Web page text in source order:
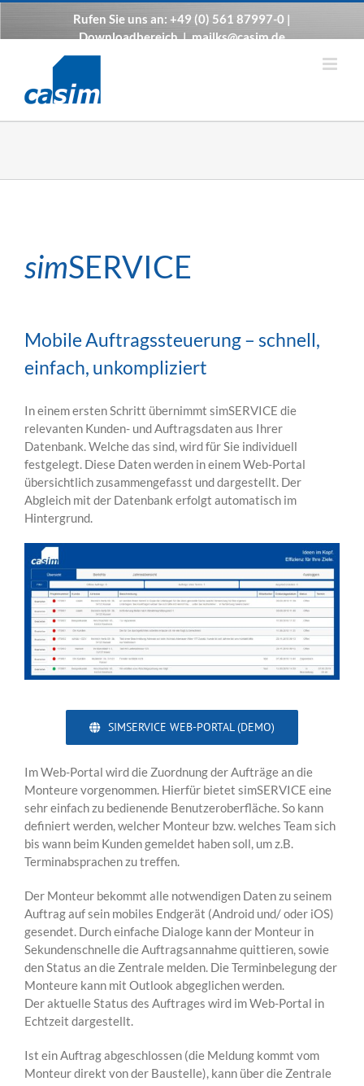
springen
Rufen Sie uns an: +49 (0) 561 87997-0 |
Downloadbereich | mailks@casim.de
simSERVICE
Mobile Auftragssteuerung – schnell,
einfach, unkompliziert
In einem ersten Schritt übernimmt simSERVICE die
relevanten Kunden- und Auftragsdaten aus Ihrer
Datenbank. Welche das sind, wird für Sie individuell
festgelegt. Diese Daten werden in einem Web-Portal
übersichtlich zusammengefasst und dargestellt. Der
Abgleich mit der Datenbank erfolgt automatisch im
Hintergrund.
SIMSERVICE WEB-PORTAL (DEMO)
Im Web-Portal wird die Zuordnung der Aufträge an die
Monteure vorgenommen. Hierfür bietet simSERVICE eine
sehr einfach zu bedienende Benutzeroberfläche. So kann
definiert werden, welcher Monteur bzw. welches Team sich
bis wann beim Kunden gemeldet haben soll, um z.B.
Terminabsprachen zu treffen.
Der Monteur bekommt alle notwendigen Daten zu seinem
Auftrag auf sein mobiles Endgerät (Android und/ oder iOS)
gesendet. Durch einfache Dialoge kann der Monteur in
Sekundenschnelle die Auftragsannahme quittieren, sowie
den Status an die Zentrale melden. Die Terminbelegung der
Monteure kann mit Outlook abgeglichen werden.
Der aktuelle Status des Auftrages wird im Web-Portal in
Echtzeit dargestellt.
Ist ein Auftrag abgeschlossen (die Meldung kommt vom
Monteur direkt von der Baustelle), kann über die Zentrale